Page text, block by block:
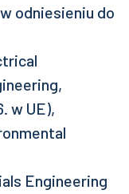
odniesieniu do
w UE),
Engineering